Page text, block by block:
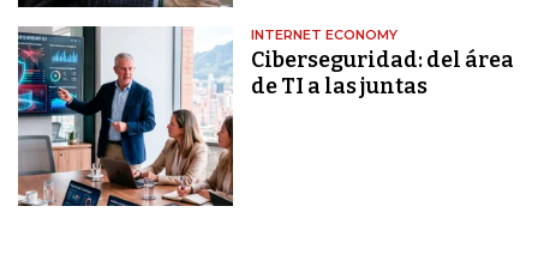
INTERNET ECONOMY
Ciberseguridad: del área
de TI a las juntas